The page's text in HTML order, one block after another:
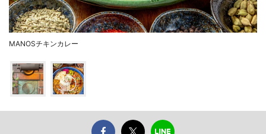
MANOSチキンカレー